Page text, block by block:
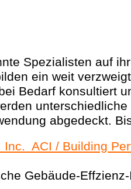
Spezialisten auf
ein weit
Bedarf konsultiert
abgedeckt.
ACI / Building
Gebäude-